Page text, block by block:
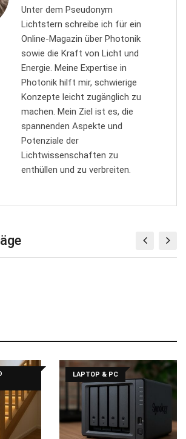
Unter dem Pseudonym
Lichtstern schreibe ich für ein
Online-Magazin über Photonik
sowie die Kraft von Licht und
Energie. Meine Expertise in
Photonik hilft mir, schwierige
Konzepte leicht zugänglich zu
machen. Mein Ziel ist es, die
spannenden Aspekte und
Potenziale der
Lichtwissenschaften zu
enthüllen und zu verbreiten.
LAPTOP & PC